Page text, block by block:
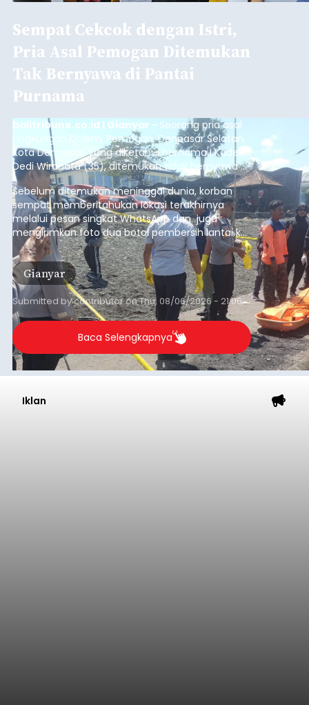
Sempat Cekcok dengan Istri,
Pria Asal Pemogan Ditemukan
Tak Bernyawa di Pantai
Purnama
balitribune.co.id I Gianyar - Seorang pria asal
Lingkungan Dalem, Pemogan, Denpasar Selatan,
Kota Denpasar, yang diketahui bernama I Kadek
Dedi Wiranata (35), ditemukan tidak bernyawa di
pesisir Pantai Purnama, Sukawati.
Sebelum ditemukan meninggal dunia, korban
sempat memberitahukan lokasi terakhirnya
melalui pesan singkat WhatsApp dan juga
mengirimkan foto dua botol pembersih lantai ke
istrinya.
Gianyar
Submitted bycontributoronThu, 08/06/2026 - 21:06
Baca Selengkapnya
Iklan